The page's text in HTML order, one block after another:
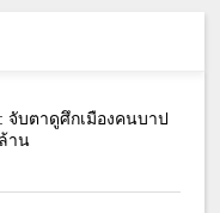
จับตาดูศึกเมืองคนบาป
าน